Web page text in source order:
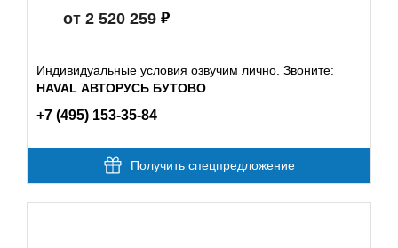
от 2 520 259
Индивидуальные условия озвучим лично. Звоните:
HAVAL АВТОРУСЬ БУТОВО
+7 (495) 153-35-84
Получить спецпредложение